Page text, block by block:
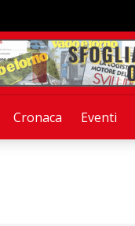
Cronaca Eventi